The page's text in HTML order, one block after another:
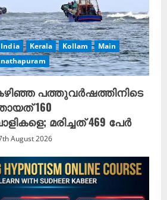
India Kerala Kollam
Main
പത്തുവര്‍ഷത്തിനിടെ
160
മരിച്ചത് 469 പേര്‍
August 2026